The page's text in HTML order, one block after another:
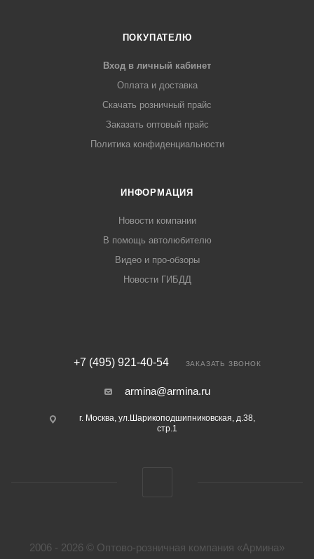
ПОКУПАТЕЛЮ
Вход в личный кабинет
Оплата и доставка
Скачать розничный прайс
Заказать оптовый прайс
Политика конфиденциальности
ИНФОРМАЦИЯ
Новости компании
В помощь автолюбителю
Видео и про-обзоры
Новости ГИБДД
+7 (495) 921-40-54 ЗАКАЗАТЬ ЗВОНОК
armina@armina.ru
г. Москва, ул.Шарикоподшипниковская, д.38,
стр.1
2006 - 2026 © Оптово-розничная компания «Армина»